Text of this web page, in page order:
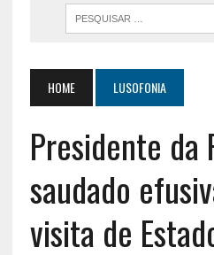
HOME LUSOFONIA
Presidente da
saudado
visita de